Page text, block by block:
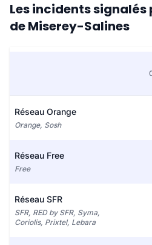
Les incidents
de Miserey-Salines
Réseau Orange
Orange, Sosh
Réseau Free
Free
Réseau SFR
SFR, RED by SFR, Syma,
Coriolis, Prixtel, Lebara